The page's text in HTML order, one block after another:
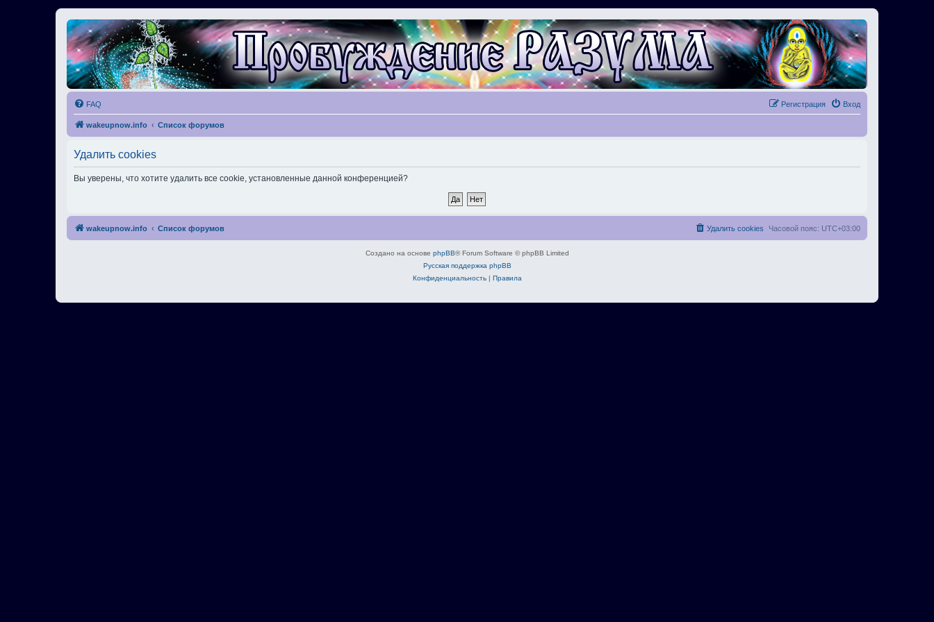
FAQ Вход
Регистрация
wakeupnow.info Список форумов
Удалить cookies
Вы уверены, что хотите удалить все cookie, установленные данной конференцией?
wakeupnow.info Список форумов Часовой пояс: UTC+03:00
Удалить cookies
Создано на основе phpBB® Forum Software © phpBB Limited
Русская поддержка phpBB
Конфиденциальность| Правила